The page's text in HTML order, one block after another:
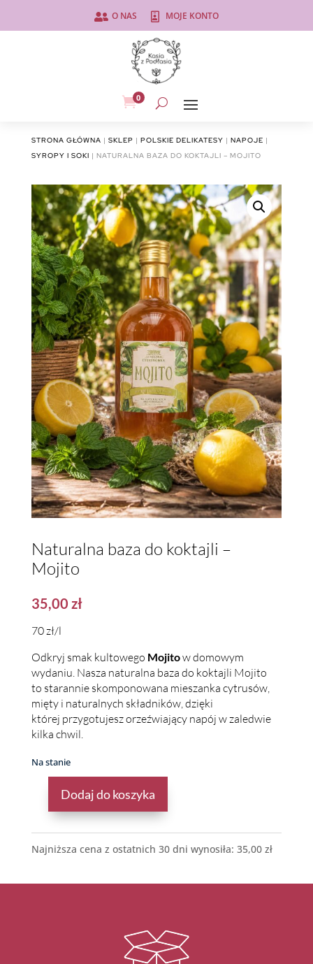
 O NAS  MOJE KONTO
0
STRONA GŁÓWNA | SKLEP | POLSKIE DELIKATESY | NAPOJE |
SYROPY I SOKI | NATURALNA BAZA DO KOKTAJLI – MOJITO
Naturalna baza do koktajli –
Mojito
35,00 zł
70 zł/l
Odkryj smak kultowego Mojitow domowym
wydaniu. Nasza naturalna baza do koktajli Mojito
to starannie skomponowana mieszanka cytrusów,
mięty i naturalnych składników, dzięki
której przygotujesz orzeźwiający napój w zaledwie
kilka chwil.
Na stanie
ILOŚĆ
NATURALNA
BAZA
DO
Dodaj do koszyka
Najniższa cena z ostatnich 30 dni wynosiła: 35,00 zł